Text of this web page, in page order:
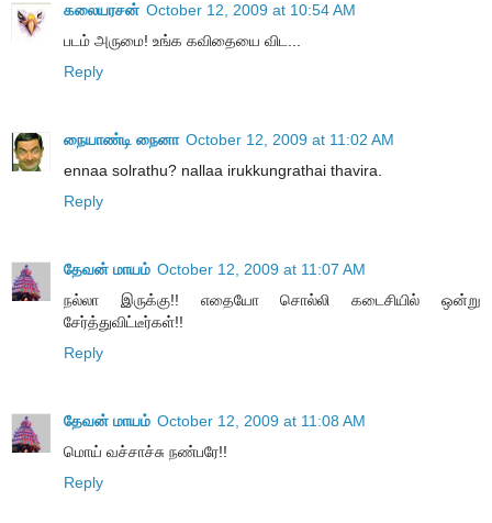
கலையரசன் October 12, 2009 at 10:54 AM
படம் அருமை! உங்க கவிதையை விட...
Reply
நையாண்டி நைனா October 12, 2009 at 11:02 AM
ennaa solrathu? nallaa irukkungrathai thavira.
Reply
தேவன் மாயம் October 12, 2009 at 11:07 AM
நல்லா இருக்கு!! எதையோ சொல்லி கடைசியில் ஒன்று
சேர்த்துவிட்டீர்கள்!!
Reply
தேவன் மாயம் October 12, 2009 at 11:08 AM
மொய் வச்சாச்சு நண்பரே!!
Reply